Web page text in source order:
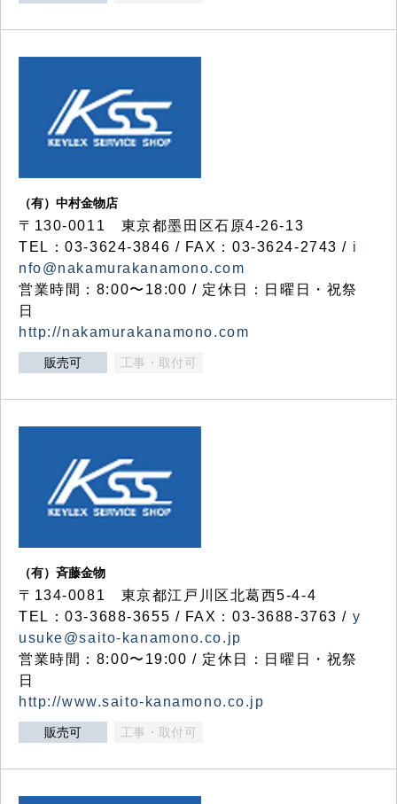
（有）中村金物店
〒130-0011 東京都墨田区石原4-26-13
TEL：03-3624-3846 / FAX：03-3624-2743 / i
nfo@nakamurakanamono.com
営業時間：8:00〜18:00 / 定休日：日曜日・祝祭
日
http://nakamurakanamono.com
販売可 工事・取付可
（有）斉藤金物
〒134-0081 東京都江戸川区北葛西5-4-4
TEL：03-3688-3655 / FAX：03-3688-3763 / y
usuke@saito-kanamono.co.jp
営業時間：8:00〜19:00 / 定休日：日曜日・祝祭
日
http://www.saito-kanamono.co.jp
販売可 工事・取付可